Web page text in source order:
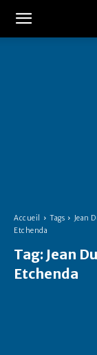
Accueil Tags
Jean
Etchenda
Tag: Jean
Etchenda